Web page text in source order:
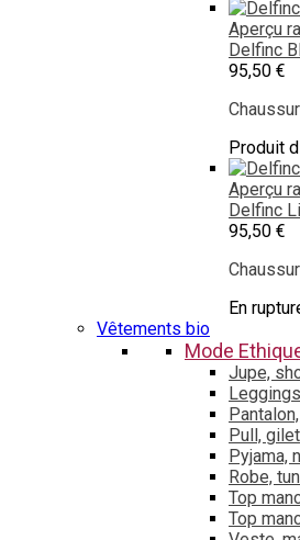
Aperçu
Delfinc
95,50 €
Produit
Aperçu
Delfinc
95,50 €
En
Vêtements bio
Mode
Jupe,
Leggings
Pull, gilet
Pyjama,
Robe,
Top
Top